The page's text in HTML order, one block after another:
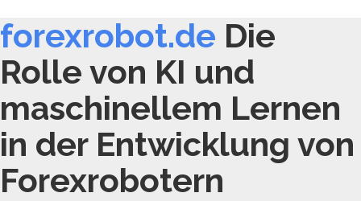
forexrobot.de Die
Rolle von KI und
maschinellem Lernen
in der Entwicklung von
Forexrobotern